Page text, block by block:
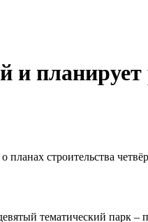
и
строительства
тематический парк –